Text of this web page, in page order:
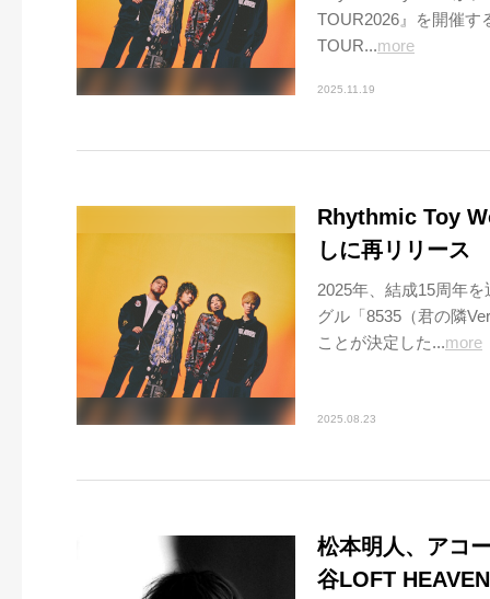
TOUR2026』を開催す
TOUR...more
2025.11.19
Rhythmic Toy
しに再リリース
2025年、結成15周年
グル「8535（君の隣
ことが決定した...more
2025.08.23
松本明人、アコ
谷LOFT